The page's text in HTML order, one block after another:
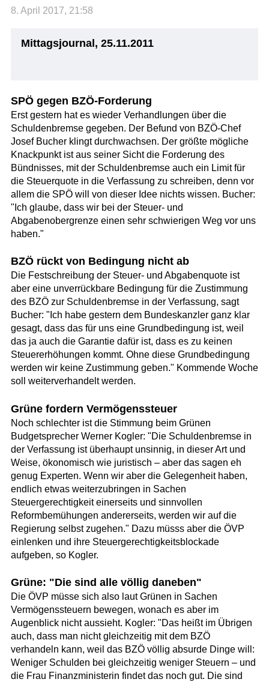
8. April 2017, 21:58
Mittagsjournal, 25.11.2011
SPÖ gegen BZÖ-Forderung
Erst gestern hat es wieder Verhandlungen über die
Schuldenbremse gegeben. Der Befund von BZÖ-Chef
Josef Bucher klingt durchwachsen. Der größte mögliche
Knackpunkt ist aus seiner Sicht die Forderung des
Bündnisses, mit der Schuldenbremse auch ein Limit für
die Steuerquote in die Verfassung zu schreiben, denn vor
allem die SPÖ will von dieser Idee nichts wissen. Bucher:
"Ich glaube, dass wir bei der Steuer- und
Abgabenobergrenze einen sehr schwierigen Weg vor uns
haben."
BZÖ rückt von Bedingung nicht ab
Die Festschreibung der Steuer- und Abgabenquote ist
aber eine unverrückbare Bedingung für die Zustimmung
des BZÖ zur Schuldenbremse in der Verfassung, sagt
Bucher: "Ich habe gestern dem Bundeskanzler ganz klar
gesagt, dass das für uns eine Grundbedingung ist, weil
das ja auch die Garantie dafür ist, dass es zu keinen
Steuererhöhungen kommt. Ohne diese Grundbedingung
werden wir keine Zustimmung geben." Kommende Woche
soll weiterverhandelt werden.
Grüne fordern Vermögenssteuer
Noch schlechter ist die Stimmung beim Grünen
Budgetsprecher Werner Kogler: "Die Schuldenbremse in
der Verfassung ist überhaupt unsinnig, in dieser Art und
Weise, ökonomisch wie juristisch – aber das sagen eh
genug Experten. Wenn wir aber die Gelegenheit haben,
endlich etwas weiterzubringen in Sachen
Steuergerechtigkeit einerseits und sinnvollen
Reformbemühungen andererseits, werden wir auf die
Regierung selbst zugehen." Dazu müsss aber die ÖVP
einlenken und ihre Steuergerechtigkeitsblockade
aufgeben, so Kogler.
Grüne: "Die sind alle völlig daneben"
Die ÖVP müsse sich also laut Grünen in Sachen
Vermögenssteuern bewegen, wonach es aber im
Augenblick nicht aussieht. Kogler: "Das heißt im Übrigen
auch, dass man nicht gleichzeitig mit dem BZÖ
verhandeln kann, weil das BZÖ völlig absurde Dinge will:
Weniger Schulden bei gleichzeitig weniger Steuern – und
die Frau Finanzministerin findet das noch gut. Die sind